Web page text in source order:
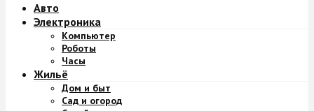
Авто
Электроника
Компьютер
Роботы
Часы
Жильё
Дом и быт
Сад и огород